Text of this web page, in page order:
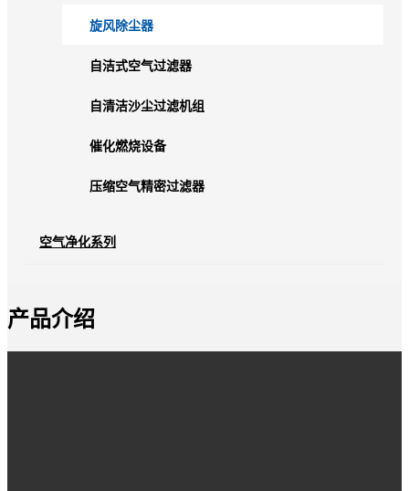
旋风除尘器
自洁式空气过滤器
自清洁沙尘过滤机组
催化燃烧设备
压缩空气精密过滤器
空气净化系列
产品介绍